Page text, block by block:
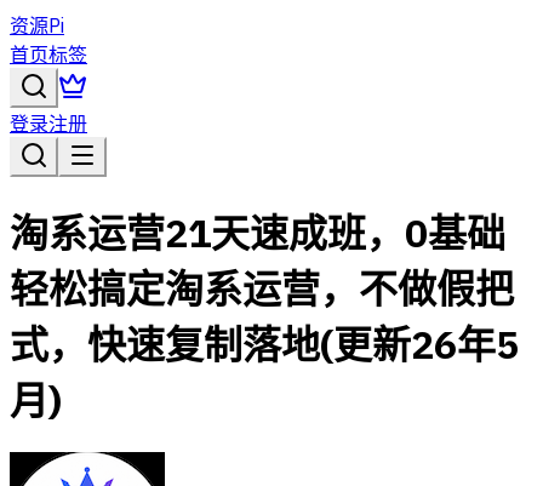
资源Pi
首页标签
登录注册
淘系运营21天速成班，0基础
轻松搞定淘系运营，不做假把
式，快速复制落地(更新26年5
月)